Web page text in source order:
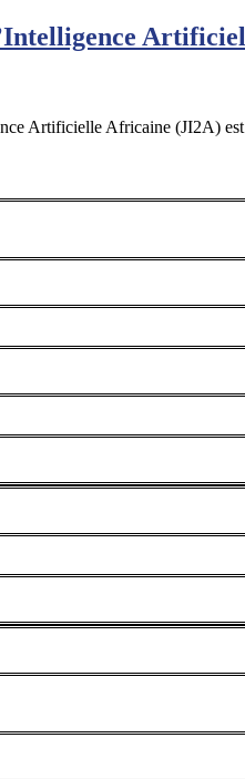
Artificielle Africaine (JI2A)